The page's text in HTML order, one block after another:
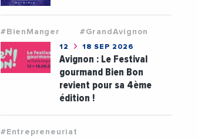
#BienManger #GrandAvignon
12 18 SEP 2026
Avignon : Le Festival
gourmand Bien Bon
revient pour sa 4ème
édition !
#Entrepreneuriat